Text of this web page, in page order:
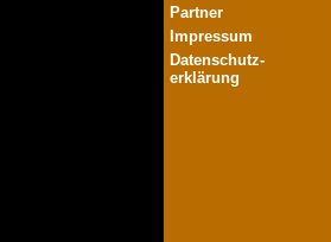
Partner
Impressum
Datenschutz-
erklärung